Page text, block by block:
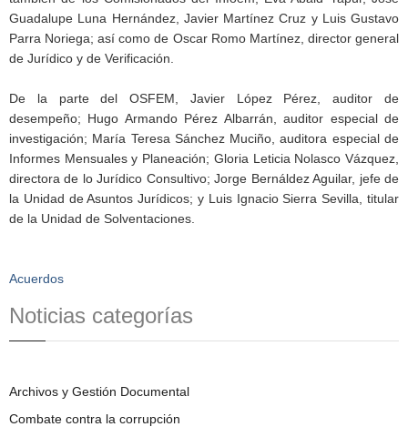
Guadalupe Luna Hernández, Javier Martínez Cruz y Luis Gustavo
Parra Noriega; así como de Oscar Romo Martínez, director general
de Jurídico y de Verificación.
De la parte del OSFEM, Javier López Pérez, auditor de
desempeño; Hugo Armando Pérez Albarrán, auditor especial de
investigación; María Teresa Sánchez Muciño, auditora especial de
Informes Mensuales y Planeación; Gloria Leticia Nolasco Vázquez,
directora de lo Jurídico Consultivo; Jorge Bernáldez Aguilar, jefe de
la Unidad de Asuntos Jurídicos; y Luis Ignacio Sierra Sevilla, titular
de la Unidad de Solventaciones.
Acuerdos
Noticias categorías
Archivos y Gestión Documental
Combate contra la corrupción